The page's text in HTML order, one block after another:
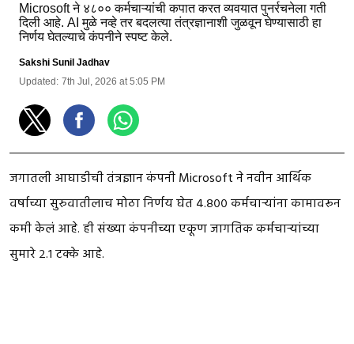
Microsoft ने ४८०० कर्मचाऱ्यांची कपात करत व्यवयात पुनर्रचनेला गती
दिली आहे. AI मुळे नव्हे तर बदलत्या तंत्रज्ञानाशी जुळवून घेण्यासाठी हा
निर्णय घेतल्याचे कंपनीने स्पष्ट केले.
Sakshi Sunil Jadhav
Updated: 7th Jul, 2026 at 5:05 PM
जगातली आघाडीची तंत्रज्ञान कंपनी Microsoft ने नवीन आर्थिक
वर्षाच्या सुरुवातीलाच मोठा निर्णय घेत ४.८०० कर्मचाऱ्यांना कामावरून
कमी केलं आहे. ही संख्या कंपनीच्या एकूण जागतिक कर्मचाऱ्यांच्या
सुमारे २.१ टक्के आहे.